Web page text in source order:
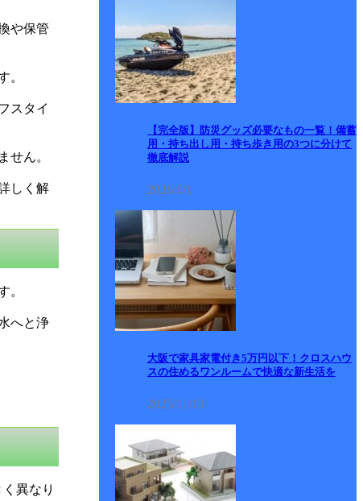
や保管
。
スタイ
せん。
しく解
。
へと浄
異なり
【完全版】防災グッズ必要なもの一覧！備蓄
用・持ち出し用・持ち歩き用の3つに分けて
徹底解説
2026/6/1
大阪で家具家電付き5万円以下！クロスハウ
スの住めるワンルームで快適な新生活を
2025/11/13